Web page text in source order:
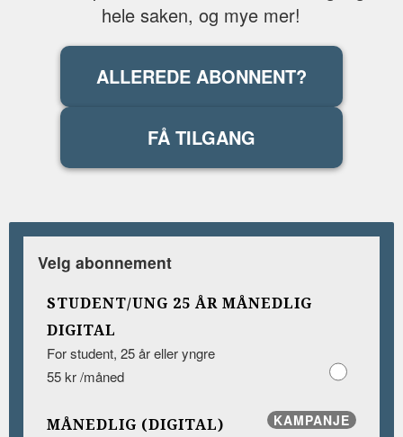
hele saken, og mye mer!
ALLEREDE ABONNENT?
FÅ TILGANG
Velg abonnement
STUDENT/UNG 25 ÅR MÅNEDLIG
DIGITAL
For student, 25 år eller yngre
55 kr /måned
KAMPANJE
MÅNEDLIG (DIGITAL)